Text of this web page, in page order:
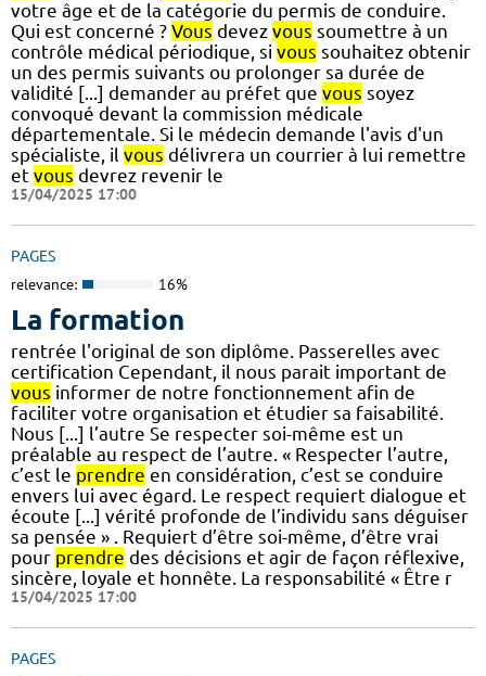
votre âge et de la catégorie du permis de conduire.
Qui est concerné ? Vous devez vous soumettre à un
contrôle médical périodique, si vous souhaitez obtenir
un des permis suivants ou prolonger sa durée de
validité [...] demander au préfet que vous soyez
convoqué devant la commission médicale
départementale. Si le médecin demande l'avis d'un
spécialiste, il vous délivrera un courrier à lui remettre
et vous devrez revenir le
15/04/2025 17:00
PAGES
relevance: 16%
La formation
rentrée l'original de son diplôme. Passerelles avec
certification Cependant, il nous parait important de
vous informer de notre fonctionnement afin de
faciliter votre organisation et étudier sa faisabilité.
Nous [...] l’autre Se respecter soi-même est un
préalable au respect de l’autre. « Respecter l’autre,
c’est le prendre en considération, c’est se conduire
envers lui avec égard. Le respect requiert dialogue et
écoute [...] vérité profonde de l’individu sans déguiser
sa pensée » . Requiert d’être soi-même, d’être vrai
pour prendre des décisions et agir de façon réflexive,
sincère, loyale et honnête. La responsabilité « Être r
15/04/2025 17:00
PAGES